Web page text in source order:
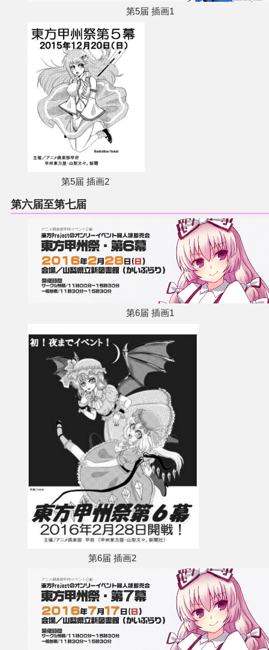
第5届 插画1
第5届 插画2
第六届至第七届
第6届 插画1
第6届 插画2